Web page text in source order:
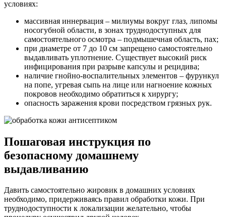
условиях:
массивная иннервация – милиумы вокруг глаз, липомы
носогубной области, в зонах труднодоступных для
самостоятельного осмотра – подмышечная область, пах;
при диаметре от 7 до 10 см запрещено самостоятельно
выдавливать уплотнение. Существует высокий риск
инфицирования при разрыве капсулы и рецидива;
наличие гнойно-воспалительных элементов – фурункул
на попе, угревая сыпь на лице или нагноение кожных
покровов необходимо обратиться к хирургу;
опасность заражения крови посредством грязных рук.
Пошаговая инструкция по
безопасному домашнему
выдавливанию
Давить самостоятельно жировик в домашних условиях
необходимо, придерживаясь правил обработки кожи. При
труднодоступности к локализации желательно, чтобы